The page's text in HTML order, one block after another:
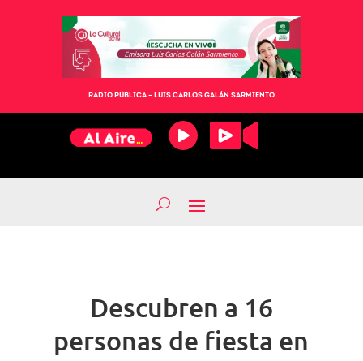
RADIO PÚBLICA – LUIS CARLOS GALÁN SARMIENTO
Descubren a 16
personas de fiesta en